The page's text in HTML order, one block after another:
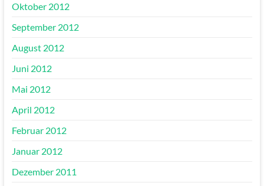
Oktober 2012
September 2012
August 2012
Juni 2012
Mai 2012
April 2012
Februar 2012
Januar 2012
Dezember 2011